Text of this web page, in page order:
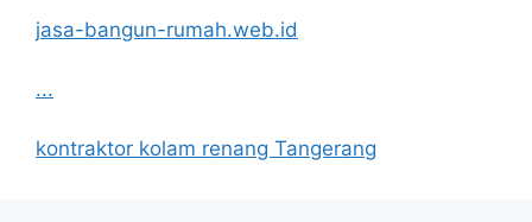
jasa-bangun-rumah.web.id
...
kontraktor kolam renang Tangerang